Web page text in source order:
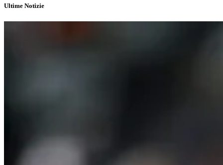
Ultime Notizie